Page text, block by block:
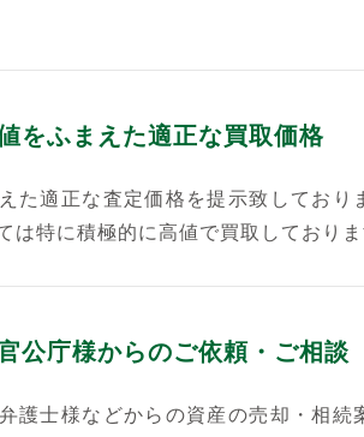
をふまえた適正な買取価格
た適正な査定価格を提示致しており
は特に積極的に高値で買取しておりま
公庁様からのご依頼・ご相談
護士様などからの資産の売却・相続